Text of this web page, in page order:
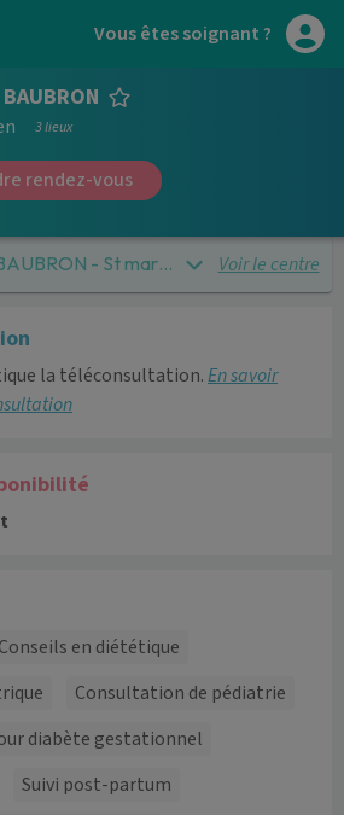
Vous êtes soignant ?
3 lieux
rendez-vous
- St marceau Voir le centre
la téléconsultation.En savoir
Conseils en diététique
Consultation de pédiatrie
diabète gestationnel
Suivi post-partum